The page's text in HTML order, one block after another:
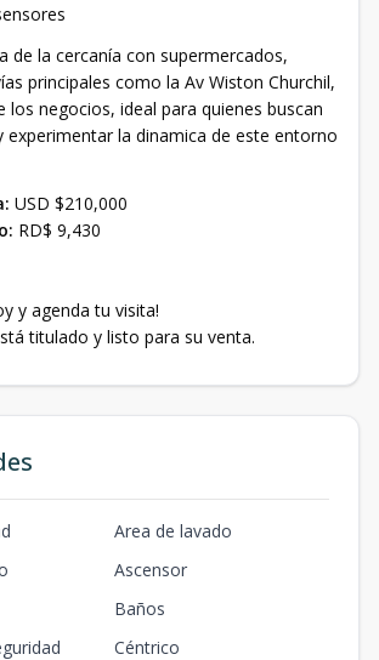
de la cercanía con supermercados,
principales como la Av Wiston Churchil,
los negocios, ideal para quienes buscan
experimentar la dinamica de este entorno
USD $210,000
RD$ 9,430
y agenda tu visita!
titulado y listo para su venta.
Area de lavado
Ascensor
Baños
Céntrico